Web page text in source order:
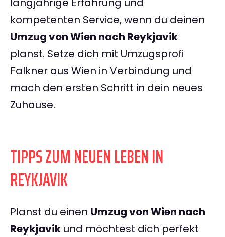
kompetenten Service, wenn du deinen
Umzug von Wien nach Reykjavik
planst. Setze dich mit Umzugsprofi
Falkner aus Wien in Verbindung und
mach den ersten Schritt in dein neues
Zuhause.
TIPPS ZUM NEUEN LEBEN IN
REYKJAVIK
Planst du einen Umzug von Wien nach
Reykjavik und möchtest dich perfekt